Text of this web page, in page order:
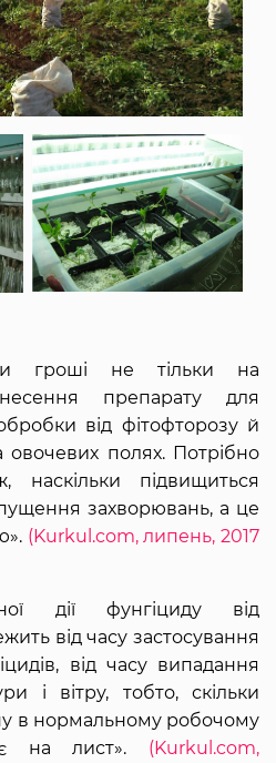
гроші не тільки на
препарату для
від фітофторозу й
овочевих полях. Потрібно
наскільки підвищиться
захворювань, а це
(Kurkul.com, липень, 2017
дії фунгіциду від
від часу застосування
від часу випадання
і вітру, тобто, скільки
в нормальному робочому
на лист». (Kurkul.com,